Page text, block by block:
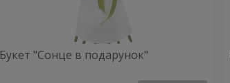
Букет "Сонце в подарунок"